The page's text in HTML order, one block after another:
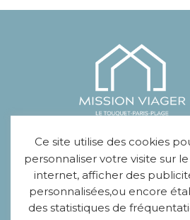
MISSION VIAGER vous
engagement votre
vous accompagne à
contrat.
Ce site utilise des cookies
personnaliser votre visite sur le
internet, afficher des
personnalisées,ou encore
des statistiques de